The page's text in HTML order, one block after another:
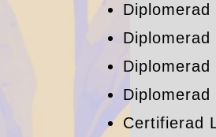
Certifierad